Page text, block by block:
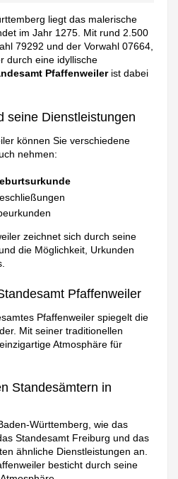
liegt das malerische
im Jahr 1275. Mit rund 2.500
79292 und der Vorwahl 07664,
durch eine idyllische
Pfaffenweilerist dabei
seine Dienstleistungen
können Sie verschiedene
nehmen:
zeichnet sich durch seine
die Möglichkeit, Urkunden
Pfaffenweiler
Pfaffenweiler spiegelt die
Mit seiner traditionellen
Atmosphäre für
Standesämtern in
Württemberg, wie das
Standesamt Freiburg und das
ähnliche Dienstleistungen an.
besticht durch seine